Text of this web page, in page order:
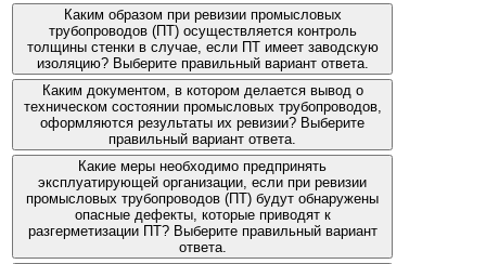
Каким образом при ревизии промысловых
трубопроводов (ПТ) осуществляется контроль
толщины стенки в случае, если ПТ имеет заводскую
изоляцию? Выберите правильный вариант ответа.
Каким документом, в котором делается вывод о
техническом состоянии промысловых трубопроводов,
оформляются результаты их ревизии? Выберите
правильный вариант ответа.
Какие меры необходимо предпринять
эксплуатирующей организации, если при ревизии
промысловых трубопроводов (ПТ) будут обнаружены
опасные дефекты, которые приводят к
разгерметизации ПТ? Выберите правильный вариант
ответа.